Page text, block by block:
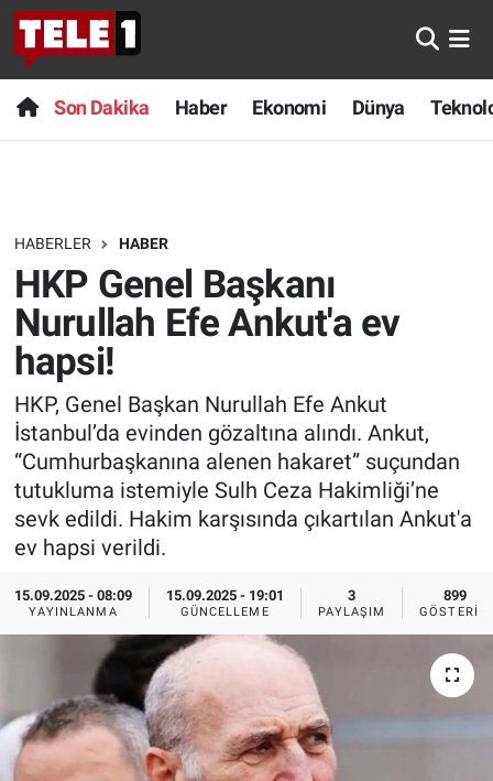
Son Dakika Haber Ekonomi Dünya
HABERLER HABER
HKP Genel Başkanı
Nurullah Efe Ankut'a ev
hapsi!
HKP, Genel Başkan Nurullah Efe Ankut
İstanbul’da evinden gözaltına alındı. Ankut,
“Cumhurbaşkanına alenen hakaret” suçundan
tutukluma istemiyle Sulh Ceza Hakimliği’ne
sevk edildi. Hakim karşısında çıkartılan Ankut'a
ev hapsi verildi.
15.09.2025 - 08:09
YAYINLANMA
15.09.2025 - 19:01
GÜNCELLEME
3
PAYLAŞIM
899
GÖSTERIM
Anında Manşet
Başka Sohbetler
Bilim turu
Bilim ve Teknoloji Evreni
Doğa Konuşuyor
Dünya
Ege Saati
Ege'den Esintiler
Eğitim
Eğlence
Ekonomi
Forum
Son Dakika
Haber
Dünya
Teknoloji
Sağlık
Spor
Yayın Akışı
İletişim
Nöbetçi Eczaneler
Hava Durumu
Trafik Durumu
Süper Lig Puan Durumu ve Fikstür
Tüm Manşetler
Son Dakika Haberleri
Haber Arşivi